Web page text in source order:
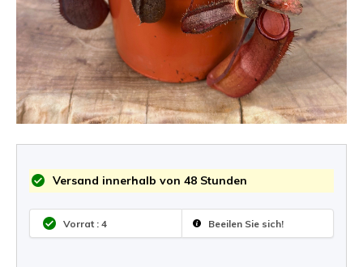
Versand innerhalb von 48 Stunden
Vorrat : 4 Beeilen Sie sich!